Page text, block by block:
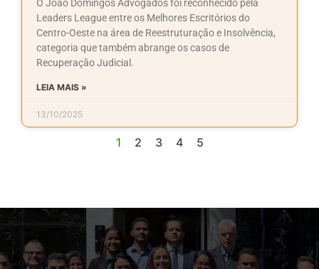
O João Domingos Advogados foi reconhecido pela
Leaders League entre os Melhores Escritórios do
Centro-Oeste na área de Reestruturação e Insolvência,
categoria que também abrange os casos de
Recuperação Judicial.
LEIA MAIS »
13/10/2025
1 2 3 4 5